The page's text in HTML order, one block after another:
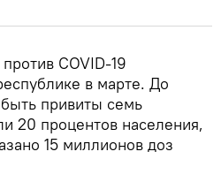
COVID-19
в марте. До
привиты семь
20 процентов населения,
15 миллионов доз